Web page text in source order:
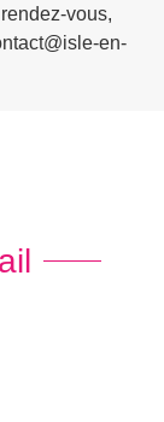
vous,
en-